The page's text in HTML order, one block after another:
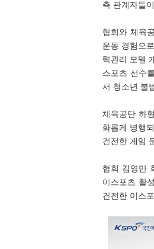
측 관계자들
협회와 체육
운동 경험으
력관리 모델
스포츠 선수
서 청소년 불
체육공단 하
화롭게 병행
건전한 게임
협회 김영만
이스포츠 활
건전한 이스